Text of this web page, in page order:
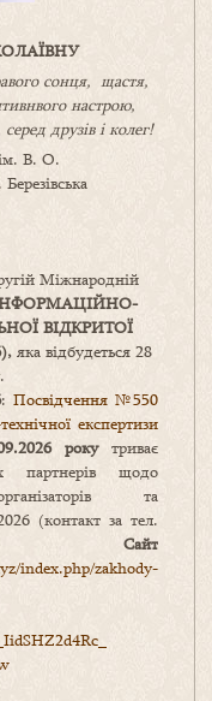
сонця, щастя,
настрою,
серед друзів і колег!
В. О.
Міжнародній
ВІДКРИТОЇ
яка відбудеться 28
: Посвідчення №550
експертизи
рокутриває
партнерів щодо
та
(контакт за тел.
Сайт
index.php/zakhody-